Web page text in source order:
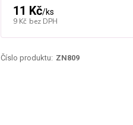
11 Kč/ks
9 Kč bez DPH
Číslo produktu: ZN809